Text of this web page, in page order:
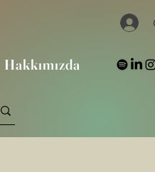
Hakkımızda